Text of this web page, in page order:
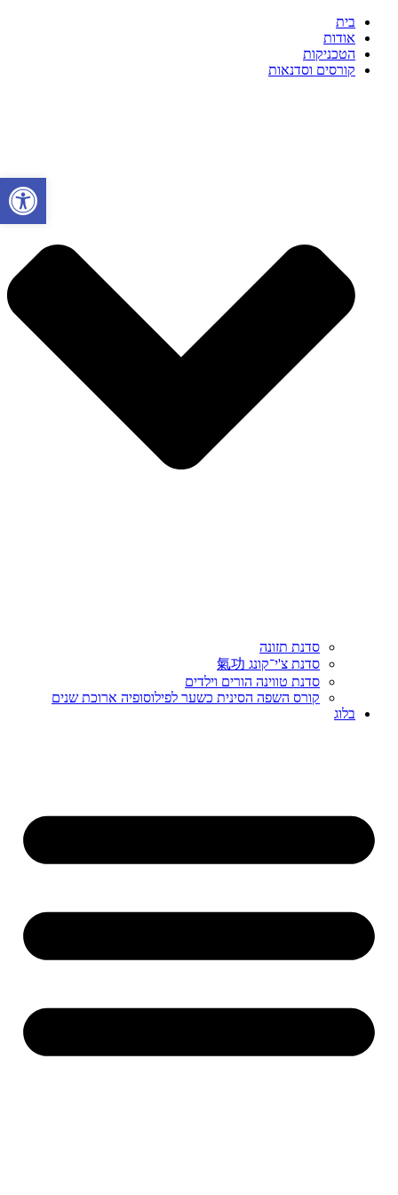
לתוכן
בית
אודות
הטכניקות
קורסים וסדנאות
סדנת תזונה
סדנת צ'י־קונג 氣功
סדנת טווינה הורים וילדים
קורס השפה הסינית כשער לפילוסופיה ארוכת שנים
בלוג
פתח